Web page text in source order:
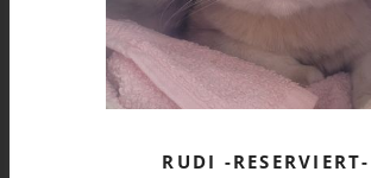
RUDI -RESERVIERT-